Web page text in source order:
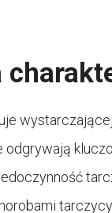
odgrywają